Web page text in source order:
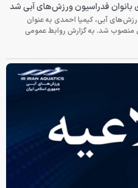
فدراسیون ورزش‌های آبی شد
آبی، کیمیا احمدی به عنوان
منصوب شد. به گزارش روابط عمومی